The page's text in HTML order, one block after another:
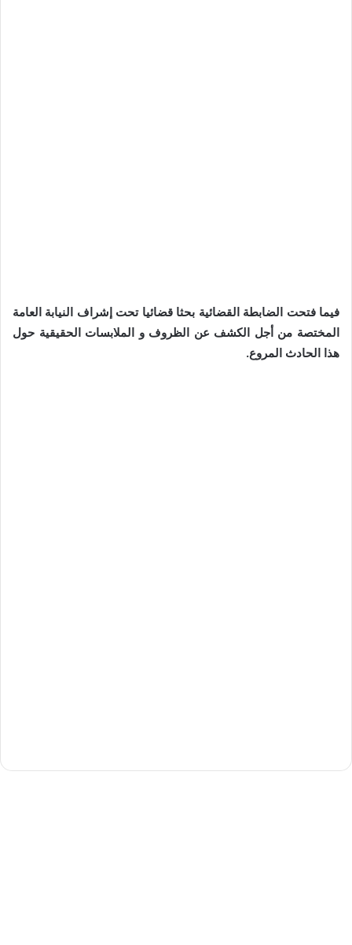
فيما فتحت الضابطة القضائية بحثا قضائيا تحت إشراف النيابة العامة
المختصة من أجل الكشف عن الظروف و الملابسات الحقيقية حول
هذا الحادث المروع.